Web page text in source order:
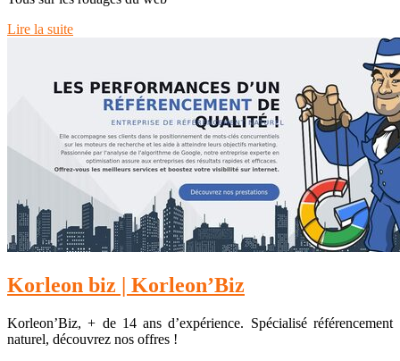
Lire la suite
Korleon biz | Korleon’Biz
Korleon’Biz, + de 14 ans d’expérience. Spécialisé référencement
naturel, découvrez nos offres !